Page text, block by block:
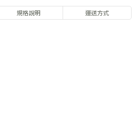
規格說明 運送方式